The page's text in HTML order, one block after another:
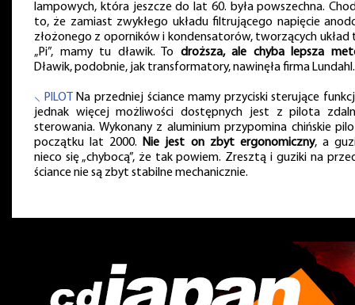
lampowych, która jeszcze do lat 60. była powszechna.
to, że zamiast zwykłego układu filtrującego napięcie
złożonego z oporników i kondensatorów, tworzących układ
„Pi”, mamy tu dławik. To droższa, ale chyba lepsza
Dławik, podobnie, jak transformatory, nawinęła firma Lundahl.
⸜ PILOT
Na przedniej ściance mamy przyciski sterujące
jednak więcej możliwości dostępnych jest z pilota
sterowania. Wykonany z aluminium przypomina chińskie
początku lat 2000.
Nie jest on zbyt ergonomiczny, a
nieco się „chybocą”, że tak powiem. Zresztą i guziki na
ściance nie są zbyt stabilne mechanicznie.